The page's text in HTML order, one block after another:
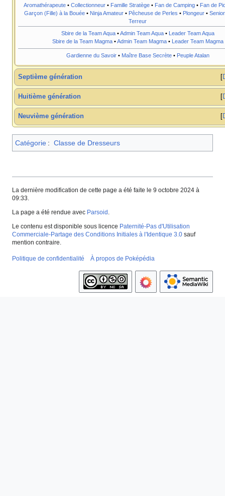
Aromathérapeute • Collectionneur • Famille Stratège • Fan de Camping • Fan de
Garçon (Fille) à la Bouée • Ninja Amateur • Pêcheuse de Perles • Plongeur •
Terreur
Sbire de la Team Aqua•Admin Team Aqua•
Leader Team Aqua
Sbire de la Team Magma•Admin Team Magma• Leader Team Magma
Gardienne du Savoir• Maître Base Secrète• Peuple Atalan
Septième génération
Huitième génération
Neuvième génération
Catégorie : Classe de Dresseurs
La dernière modification de cette page a été faite le 9 octobre 2024 à
09:33.
La page a été rendue avec Parsoid.
Le contenu est disponible sous licence Paternité-Pas d'Utilisation
Commerciale-Partage des Conditions Initiales à l'Identique 3.0 sauf
mention contraire.
Politique de confidentialité À propos de Poképédia